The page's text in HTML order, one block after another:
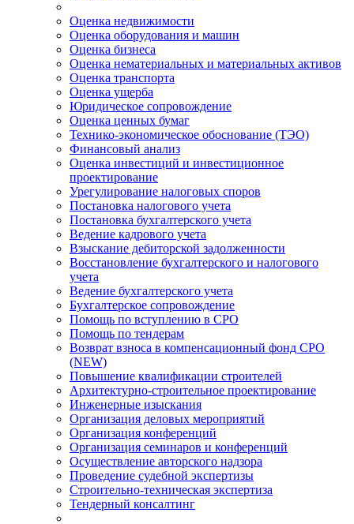
Оценка недвижимости
Оценка оборудования и машин
Оценка бизнеса
Оценка нематериальных и материальных активов
Оценка транспорта
Оценка ущерба
Юридическое сопровождение
Оценка ценных бумаг
Технико-экономическое обоснование (ТЭО)
Финансовый анализ
Оценка инвестиций и инвестиционное
проектирование
Урегулирование налоговых споров
Постановка налогового учета
Постановка бухгалтерского учета
Ведение кадрового учета
Взыскание дебиторской задолженности
Восстановление бухгалтерского и налогового
учета
Ведение бухгалтерского учета
Бухгалтерское сопровождение
Помощь по вступлению в СРО
Помощь по тендерам
Возврат взноса в компенсационный фонд СРО
(NEW)
Повышение квалификации строителей
Архитектурно-строительное проектирование
Инженерные изыскания
Организация деловых мероприятий
Организация конференций
Организация семинаров и конференций
Осуществление авторского надзора
Проведение судебной экспертизы
Строительно-техническая экспертиза
Тендерный консалтинг